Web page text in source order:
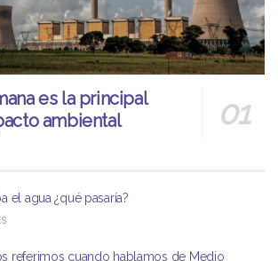
es la principal
ambiental
el agua ¿qué pasaría?
referimos cuando hablamos de Medio